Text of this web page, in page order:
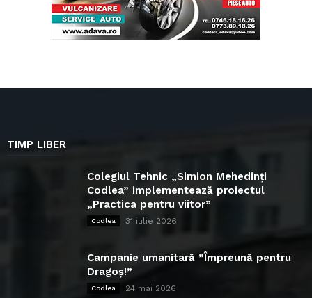
TIMP LIBER
Colegiul Tehnic „Simion Mehedinți
Codlea” implementează proiectul
„Practica pentru viitor”
Codlea 31 iulie 2026
Campanie umanitară ”Împreună pentru
Dragoș!”
Codlea 24 mai 2026